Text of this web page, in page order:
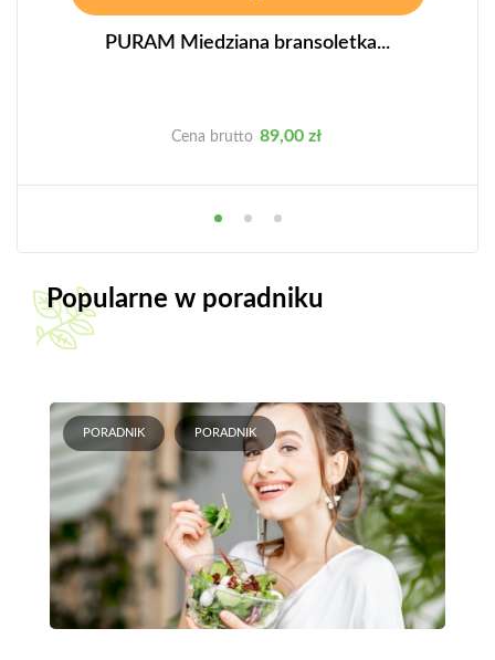
PURAM Miedziana bransoletka...
Cena brutto Cena
89,00 zł
Popularne w poradniku
PORADNIK PORADNIK